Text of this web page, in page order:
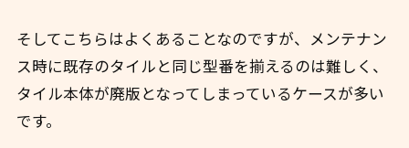
そしてこちらはよくあることなのですが、メンテナン
ス時に既存のタイルと同じ型番を揃えるのは難しく、
タイル本体が廃版となってしまっているケースが多い
です。